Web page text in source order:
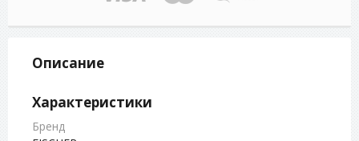
Описание
Характеристики
Бренд